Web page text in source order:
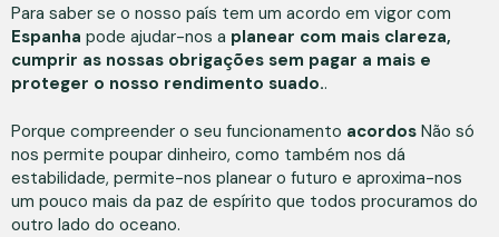
Para saber se o nosso país tem um acordo em vigor com
Espanha pode ajudar-nos a planear com mais clareza,
cumprir as nossas obrigações sem pagar a mais e
proteger o nosso rendimento suado..
Porque compreender o seu funcionamento acordos Não só
nos permite poupar dinheiro, como também nos dá
estabilidade, permite-nos planear o futuro e aproxima-nos
um pouco mais da paz de espírito que todos procuramos do
outro lado do oceano.